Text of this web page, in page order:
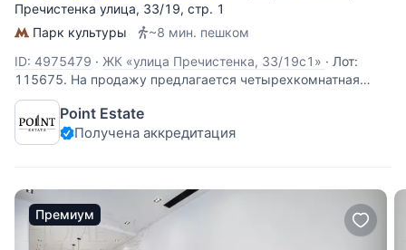
Пречистенка улица, 33/19, стр. 1
Парк культуры
~8 мин. пешком
ID: 4975479 · ЖК «улица Пречистенка, 33/19с1» · Лот:
115675. На продажу предлагается четырехкомнатная
двухуровневая квартира свободной планировки, площадью
157 кв.м., в историческом центре столицы. Возможная
планировка: 1-й уровень: кухня-гостиная, две спальни,
Point Estate
Получена аккредитация
Премиум